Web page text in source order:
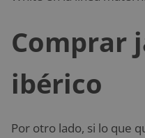
Comprar
ibérico
Por otro lado, si lo que